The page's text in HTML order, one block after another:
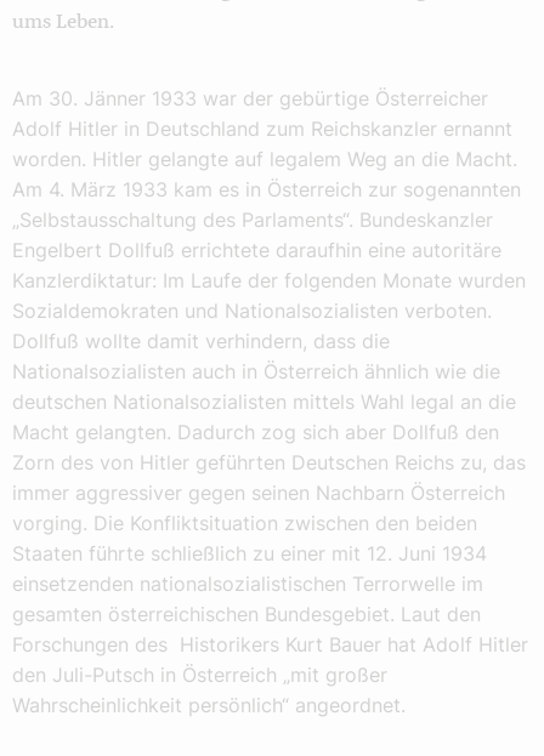
ums Leben.
Am 30. Jänner 1933 war der gebürtige Österreicher
Adolf Hitler in Deutschland zum Reichskanzler ernannt
worden. Hitler gelangte auf legalem Weg an die Macht.
Am 4. März 1933 kam es in Österreich zur sogenannten
„Selbstausschaltung des Parlaments“. Bundeskanzler
Engelbert Dollfuß errichtete daraufhin eine autoritäre
Kanzlerdiktatur: Im Laufe der folgenden Monate wurden
Sozialdemokraten und Nationalsozialisten verboten.
Dollfuß wollte damit verhindern, dass die
Nationalsozialisten auch in Österreich ähnlich wie die
deutschen Nationalsozialisten mittels Wahl legal an die
Macht gelangten. Dadurch zog sich aber Dollfuß den
Zorn des von Hitler geführten Deutschen Reichs zu, das
immer aggressiver gegen seinen Nachbarn Österreich
vorging. Die Konfliktsituation zwischen den beiden
Staaten führte schließlich zu einer mit 12. Juni 1934
einsetzenden nationalsozialistischen Terrorwelle im
gesamten österreichischen Bundesgebiet. Laut den
Forschungen des Historikers Kurt Bauer hat Adolf Hitler
den Juli-Putsch in Österreich „mit großer
Wahrscheinlichkeit persönlich“ angeordnet.